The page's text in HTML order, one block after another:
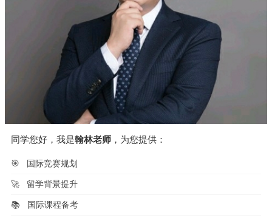
同学您好，我是翰林老师 ，为您提供：
🎯 国际竞赛规划
🚀 留学背景提升
📚 国际课程备考